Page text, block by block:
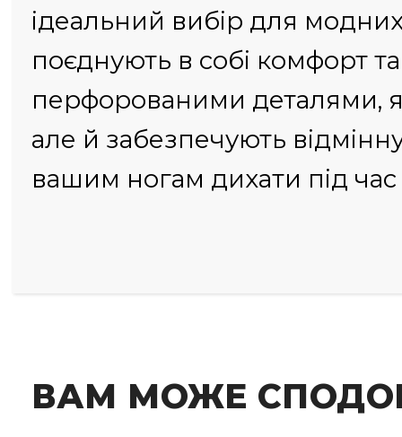
ідеальний вибір для
поєднують в собі комфорт
перфорованими деталями,
але й забезпечують
вашим ногам дихати під час
ВАМ МОЖЕ